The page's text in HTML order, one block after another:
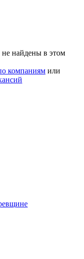
найдены в этом
компаниям или